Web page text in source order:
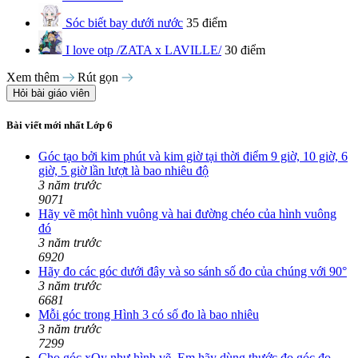
Sóc biết bay dưới nước 35 điểm
I love otp /ZATA x LAVILLE/ 30 điểm
Xem thêm
Rút gọn
Hỏi bài giáo viên
Bài viết mới nhất Lớp 6
Góc tạo bởi kim phút và kim giờ tại thời điểm 9 giờ, 10 giờ, 6
giờ, 5 giờ lần lượt là bao nhiêu độ
3 năm trước
9071
Hãy vẽ một hình vuông và hai đường chéo của hình vuông
đó
3 năm trước
6920
Hãy đo các góc dưới đây và so sánh số đo của chúng với 90°
3 năm trước
6681
Mỗi góc trong Hình 3 có số đo là bao nhiêu
3 năm trước
7299